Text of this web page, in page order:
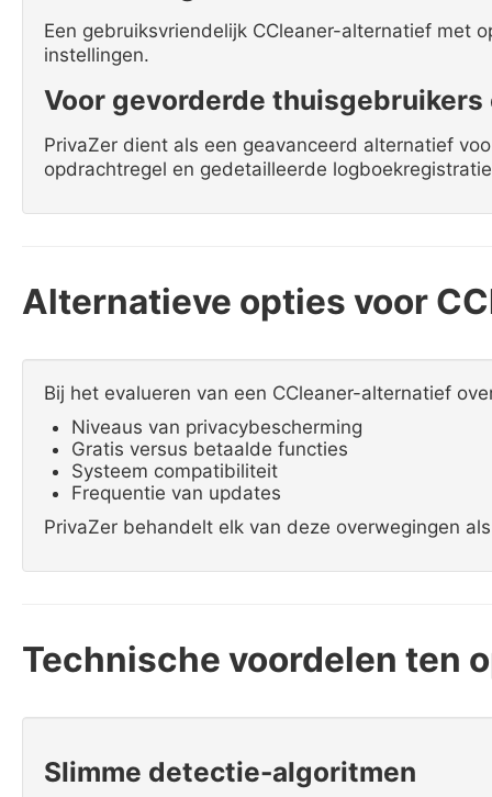
Een gebruiksvriendelijk CCleaner-alternatief met
instellingen.
Voor gevorderde
PrivaZer dient als een geavanceerd alternatief
opdrachtregel en gedetailleerde
Alternatieve opties voor
Bij het evalueren van een CCleaner-alternatief
Niveaus van privacybescherming
Gratis versus betaalde functies
Systeem compatibiliteit
Frequentie van updates
PrivaZer behandelt elk van deze overwegingen
Technische voordelen ten
Slimme detectie-algoritmen